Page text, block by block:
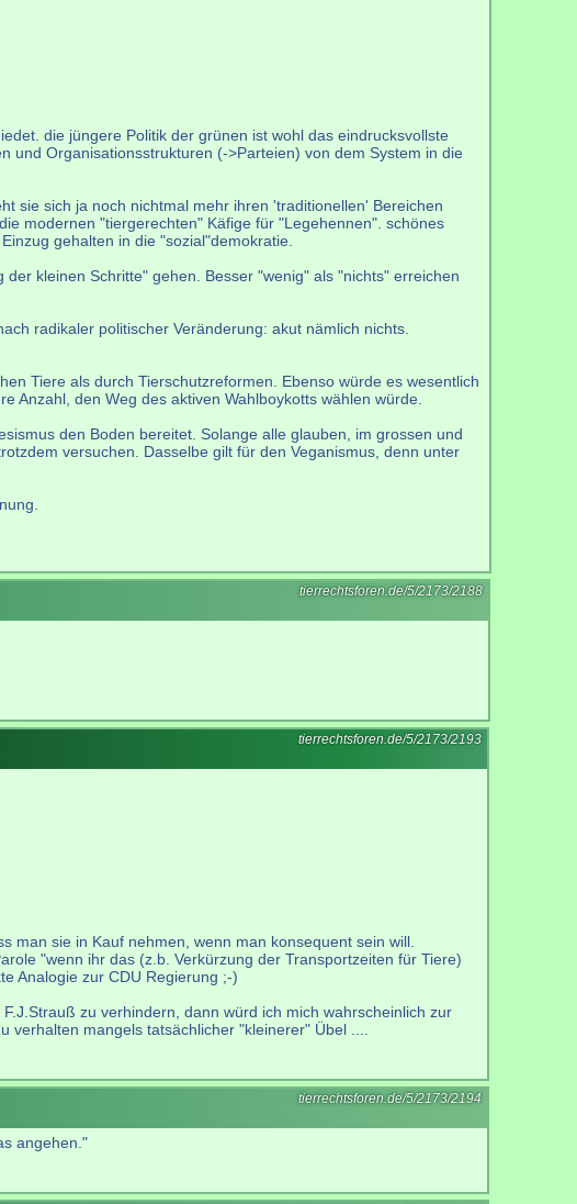
die jüngere Politik der grünen ist wohl das eindrucksvollste
und Organisationsstrukturen (->Parteien) von dem System in die
sie sich ja noch nichtmal mehr ihren 'traditionellen' Bereichen
modernen "tiergerechten" Käfige für "Legehennen". schönes
gehalten in die "sozial"demokratie.
kleinen Schritte" gehen. Besser "wenig" als "nichts" erreichen
radikaler politischer Veränderung: akut nämlich nichts.
Tiere als durch Tierschutzreformen. Ebenso würde es wesentlich
den Weg des aktiven Wahlboykotts wählen würde.
den Boden bereitet. Solange alle glauben, im grossen und
versuchen. Dasselbe gilt für den Veganismus, denn unter
tierrechtsforen.de/5/2173/2188
tierrechtsforen.de/5/2173/2193
man sie in Kauf nehmen, wenn man konsequent sein will.
"wenn ihr das (z.b. Verkürzung der Transportzeiten für Tiere)
Analogie zur CDU Regierung ;-)
zu verhindern, dann würd ich mich wahrscheinlich zur
mangels tatsächlicher "kleinerer" Übel ....
tierrechtsforen.de/5/2173/2194
angehen."